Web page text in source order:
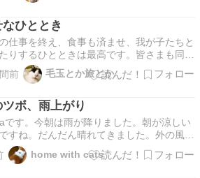
ましたっ大きなフレームにはハガキサイズ
枚入れて紫陽…
ひととき
仕事を終え、食事も済ませ、我が子たちと
りするひとときは最高です。皆さまも同じ
ないでしょうか。 私がラグにゴロンとする
隣にぴったり寄り添うのがなんてんくん
んてんくんとその向こうのよもたんだけを
ださい！…
前 毛玉とか旅とか
ボ、雨上がり
です。今朝は雨が降りました。朝が涼しい
すね。だんだん晴れてきました。外の風が
です。私は居間のビコの箱に入っていた時に
てしちゃったの。だからピンクの箱はなく
home with cats